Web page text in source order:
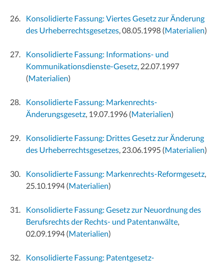
Konsolidierte Fassung: Viertes Gesetz zur Änderung
des Urheberrechtsgesetzes, 08.05.1998 (Materialien)
Konsolidierte Fassung: Informations- und
Kommunikationsdienste-Gesetz, 22.07.1997
(Materialien)
Konsolidierte Fassung: Markenrechts-
Änderungsgesetz, 19.07.1996 (Materialien)
Konsolidierte Fassung: Drittes Gesetz zur Änderung
des Urheberrechtsgesetzes, 23.06.1995 (Materialien)
Konsolidierte Fassung: Markenrechts-Reformgesetz,
25.10.1994 (Materialien)
Konsolidierte Fassung: Gesetz zur Neuordnung des
Berufsrechts der Rechts- und Patentanwälte,
02.09.1994 (Materialien)
Konsolidierte Fassung: Patentgesetz-